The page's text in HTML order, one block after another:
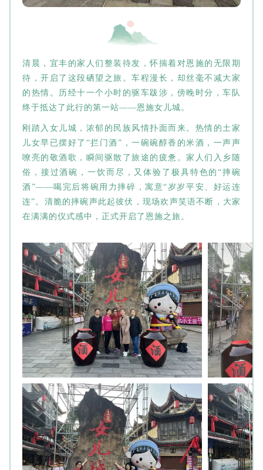
清晨，宜丰的家人们整装待发，怀揣着对恩施的无限期
待，开启了这段硒望之旅。车程漫长，却丝毫不减大家
的热情。历经十一个小时的驱车跋涉，傍晚时分，车队
终于抵达了此行的第一站——恩施女儿城。
刚踏入女儿城，浓郁的民族风情扑面而来。热情的土家
儿女早已摆好了“拦门酒”，一碗碗醇香的米酒，一声声
嘹亮的敬酒歌，瞬间驱散了旅途的疲惫。家人们入乡随
俗，接过酒碗，一饮而尽，又体验了极具特色的“摔碗
酒”——喝完后将碗用力摔碎，寓意“岁岁平安、好运连
连”。清脆的摔碗声此起彼伏，现场欢声笑语不断，大家
在满满的仪式感中，正式开启了恩施之旅。